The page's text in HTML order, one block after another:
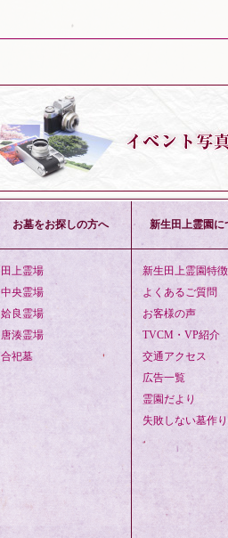
お墓をお探しの方へ
田上霊場
中央霊場
姶良霊場
唐湊霊場
合祀墓
新生田上霊園に
新生田上霊園特徴
よくあるご質問
お客様の声
TVCM・VP紹介
交通アクセス
広告一覧
霊園だより
失敗しない墓作り